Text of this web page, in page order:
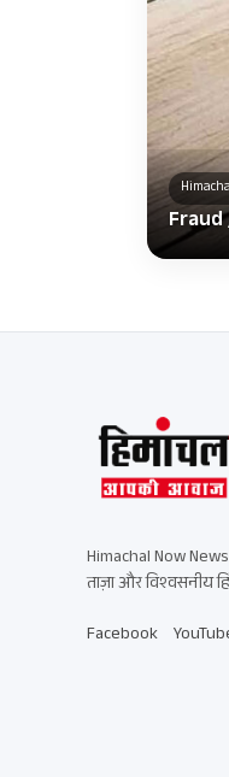
Fraud
Himachal Now
ताज़ा और विश्वसनीय
Facebook